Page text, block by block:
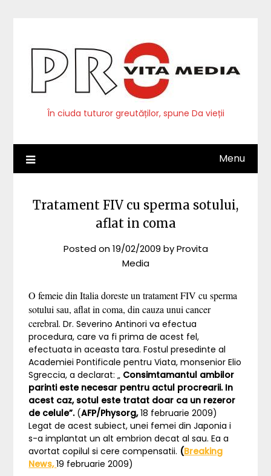
În ciuda tuturor greutăților, spune Da vieții
Menu
Tratament FIV cu sperma sotului,
aflat in coma
Posted on19/02/2009 byProvita
Media
O femeie din Italia doreste un tratament FIV cu sperma
sotului sau, aflat in coma, din cauza unui cancer
cerebral. Dr. Severino Antinori va efectua
procedura, care va fi prima de acest fel,
efectuata in aceasta tara. Fostul presedinte al
Academiei Pontificale pentru Viata, monsenior Elio
Sgreccia, a declarat: „ Consimtamantul ambilor
parinti este necesar pentru actul procrearii. In
acest caz, sotul este tratat doar ca un rezeror
de celule”.(AFP/Physorg,18 februarie 2009)
Legat de acest subiect, unei femei din Japonia i
s-a implantat un alt embrion decat al sau. Ea a
avortat copilul si cere compensatii. (Breaking
News,19 februarie 2009)